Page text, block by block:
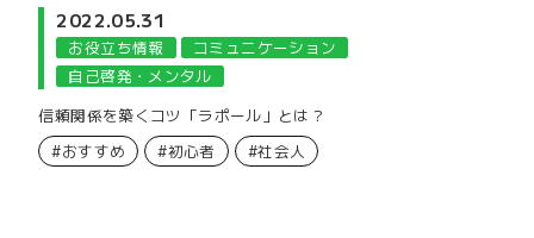
2022.05.31
お役立ち情報
コミュニケーション
自己啓発・メンタル
信頼関係を築くコツ「ラポール」とは？
#おすすめ
#初心者 #社会人